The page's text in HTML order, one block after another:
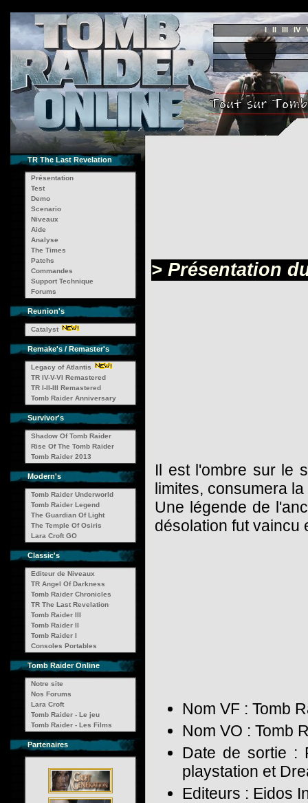
I II III IV
TR The Last Revelation
Présentation
Test
Demo
Scenario
Niveaux
Aide
Analyse
The Times
Patchs
Commandes
Support Technique
Forums
Reunion's
Catalyst
Remake's / Remaster's
Legacy of Atlantis
TR IV-V-VI Remastered
TR I-II-III Remastered
Tomb Raider Anniversary
Survivor's
Shadow Of Tomb Raider
Rise Of The Tomb Raider
Tomb Raider 2013
Modern's
Tomb Raider Underworld
Tomb Raider Legend
The Guardian Of Light
The Temple Of Osiris
Lara Croft GO
Classic's
Editeur de Niveaux
TR Angel Of Darkness
Tomb Raider Chronicles
TR The Last Revelation
Tomb Raider III
Tomb Raider II
Tomb Raider I
Consoles Portables
Tomb Raider Online
Notre site
Nos Forums
Lara Croft
Tomb Raider - Le jeu
Tomb Raider - Les Films
Partenaires
> Présentation
Il est l'ombre sur le
limites, consumera la
Une légende de
désolation fut vaincu
Nom VF : Tomb
Nom VO : Tomb
Date de sortie :
playstation et
Editeurs : Eidos